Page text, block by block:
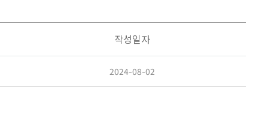
작성일자
2024-08-02